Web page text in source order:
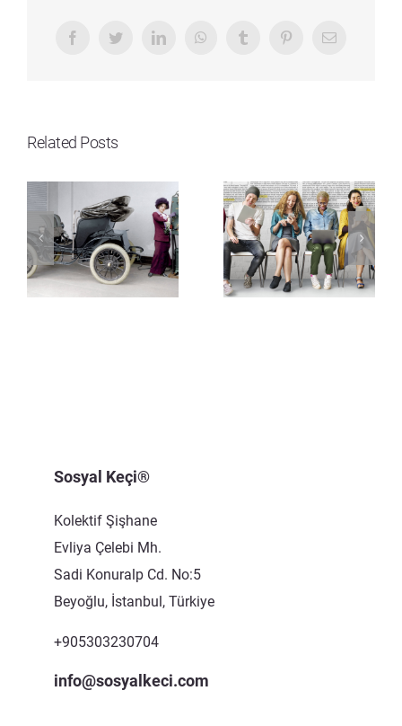
FacebookTwitterLinkedIn WhatsAppTumblr PinterestEmail
Related Posts
Sosyal Keçi®
Kolektif Şişhane
Evliya Çelebi Mh.
Sadi Konuralp Cd. No:5
Beyoğlu, İstanbul, Türkiye
+905303230704
info@sosyalkeci.com